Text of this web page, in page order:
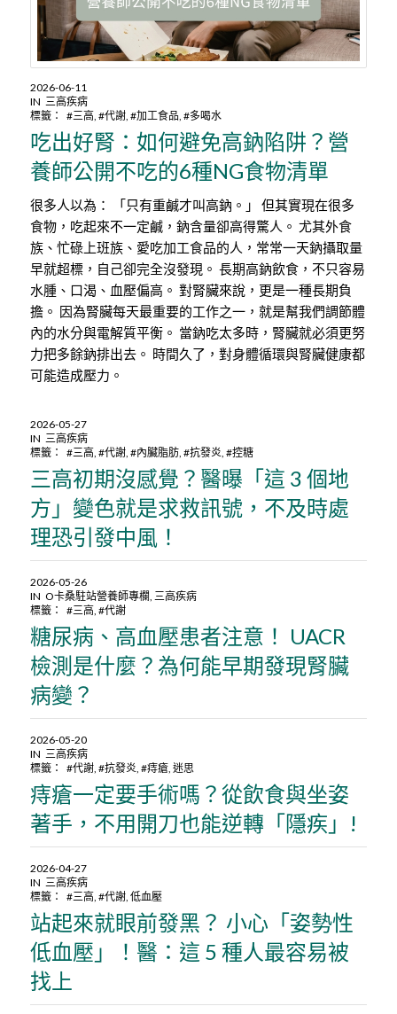
2026-06-11
IN 三高疾病
標籤：
#三高, #代謝, #加工食品, #多喝水
吃出好腎：如何避免高鈉陷阱？營
養師公開不吃的6種NG食物清單
很多人以為： 「只有重鹹才叫高鈉。」 但其實現在很多
食物，吃起來不一定鹹，鈉含量卻高得驚人。 尤其外食
族、忙碌上班族、愛吃加工食品的人，常常一天鈉攝取量
早就超標，自己卻完全沒發現。 長期高鈉飲食，不只容易
水腫、口渴、血壓偏高。 對腎臟來說，更是一種長期負
擔。 因為腎臟每天最重要的工作之一，就是幫我們調節體
內的水分與電解質平衡。 當鈉吃太多時，腎臟就必須更努
力把多餘鈉排出去。 時間久了，對身體循環與腎臟健康都
可能造成壓力。
2026-05-27
IN 三高疾病
標籤：
#三高, #代謝, #內臟脂肪, #抗發炎, #控糖
三高初期沒感覺？醫曝「這 3 個地
方」變色就是求救訊號，不及時處
理恐引發中風！
2026-05-26
IN O卡桑駐站營養師專欄, 三高疾病
標籤：
#三高, #代謝
糖尿病、高血壓患者注意！ UACR
檢測是什麼？為何能早期發現腎臟
病變？
2026-05-20
IN 三高疾病
標籤：
#代謝, #抗發炎, #痔瘡, 迷思
痔瘡一定要手術嗎？從飲食與坐姿
著手，不用開刀也能逆轉「隱疾」!
2026-04-27
IN 三高疾病
標籤：
#三高, #代謝, 低血壓
站起來就眼前發黑？ 小心「姿勢性
低血壓」！醫：這 5 種人最容易被
找上